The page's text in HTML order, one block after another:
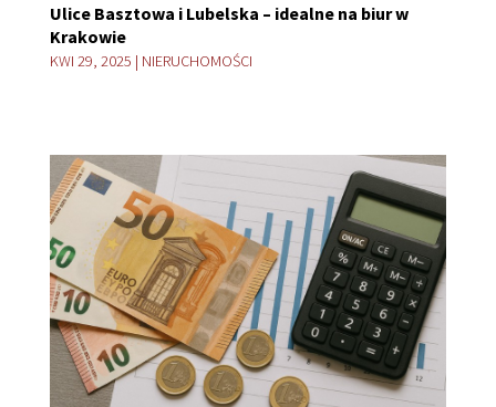
Ulice Basztowa i Lubelska – idealne na biur w
Krakowie
KWI 29, 2025 | NIERUCHOMOŚCI